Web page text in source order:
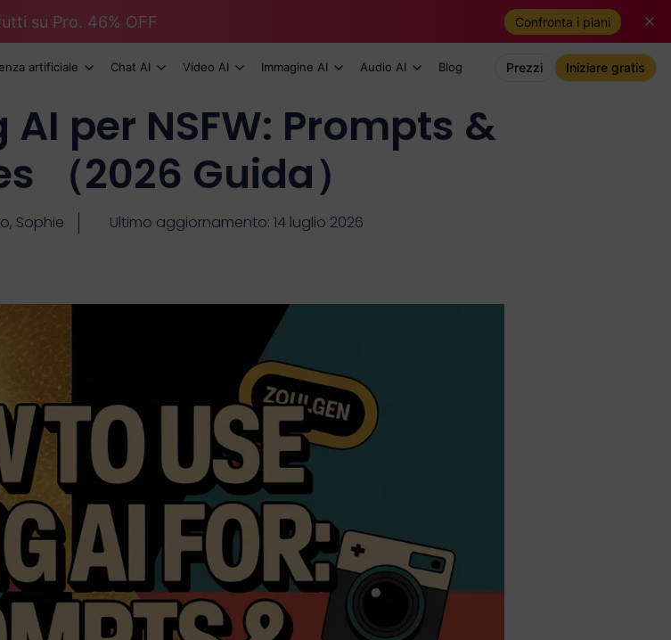
su Pro. 46% OFF Confronta i piani
artificiale Chat AI Video AI Immagine AI Audio AI Blog Prezzi Iniziare gratis
per NSFW: Prompts &
（2026 Guida）
Sophie Ultimo aggiornamento: 14 luglio 2026